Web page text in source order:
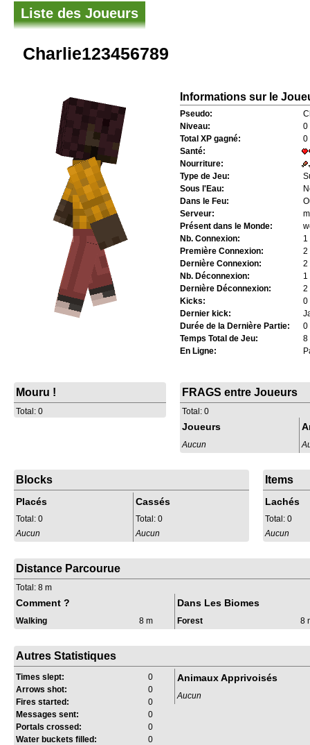
Liste des Joueurs
Charlie123456789
Informations sur le
Pseudo:
Niveau:
0
Total XP gagné:
0
Santé:
Nourriture:
Type de Jeu:
Sous l'Eau:
Dans le Feu:
Serveur:
Présent dans le Monde:
Nb. Connexion:
1
Première Connexion:
2
Dernière Connexion:
2
Nb. Déconnexion:
1
Dernière Déconnexion:
2
Kicks:
0
Dernier kick:
Durée de la Dernière Partie:
0
Temps Total de Jeu:
8
En Ligne:
Mouru !
Total: 0
FRAGS entre Joueurs
Total: 0
Joueurs
Aucun
Blocks
Placés
Total: 0
Aucun
Cassés
Total: 0
Aucun
Items
Lachés
Total: 0
Aucun
Distance Parcourue
Total: 8 m
Comment ?
Walking 8 m
Dans Les Biomes
Forest 8
Autres Statistiques
Times slept:
0
Arrows shot:
0
Fires started:
0
Messages sent:
0
Portals crossed:
0
Water buckets filled:
0
Animaux Apprivoisés
Aucun